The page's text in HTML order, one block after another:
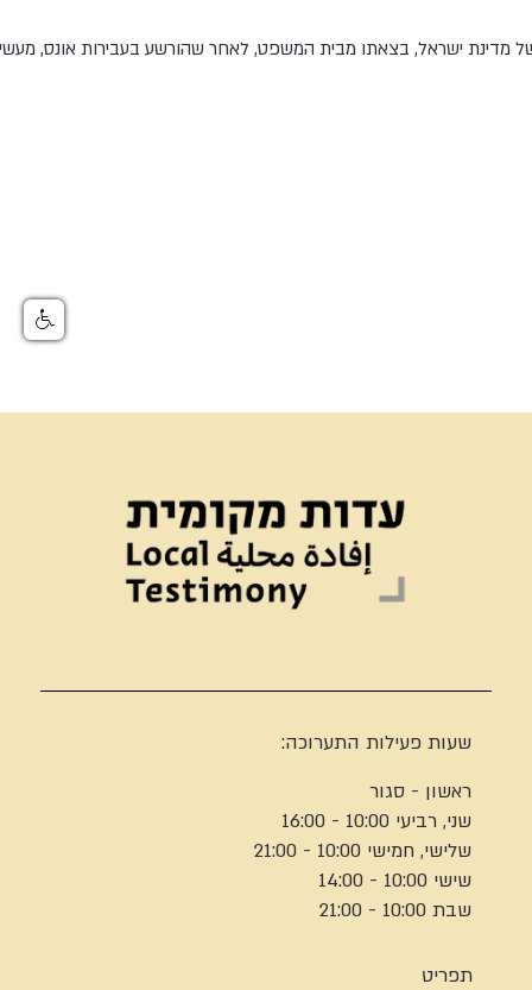
ישראל, בצאתו מבית המשפט, לאחר שהורשע בעבירות אונס,
שעות פעילות התערוכה:
ראשון - סגור
שני, רביעי 10:00 - 16:00
שלישי, חמישי 10:00 - 21:00
שישי 10:00 - 14:00
שבת 10:00 - 21:00
תפריט